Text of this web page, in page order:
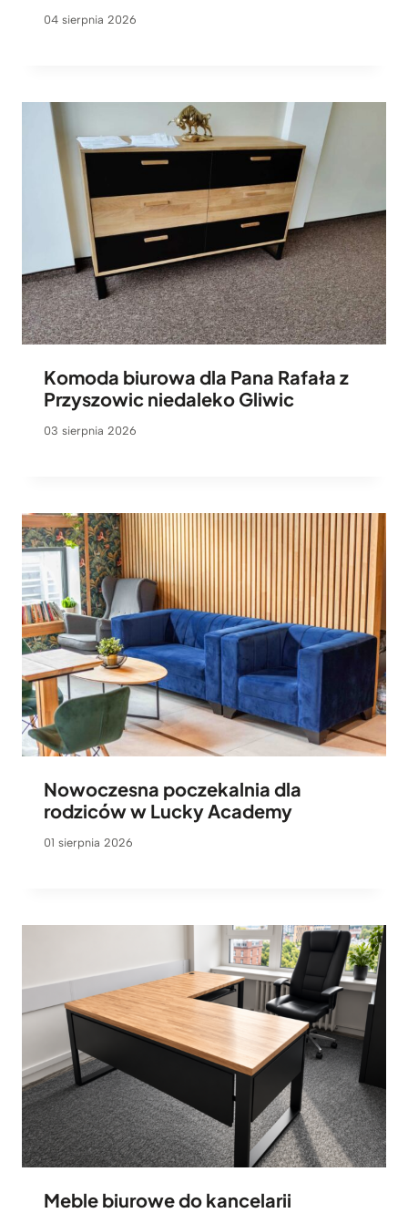
04 sierpnia 2026
Komoda biurowa dla Pana Rafała z
Przyszowic niedaleko Gliwic
03 sierpnia 2026
Nowoczesna poczekalnia dla
rodziców w Lucky Academy
01 sierpnia 2026
Meble biurowe do kancelarii